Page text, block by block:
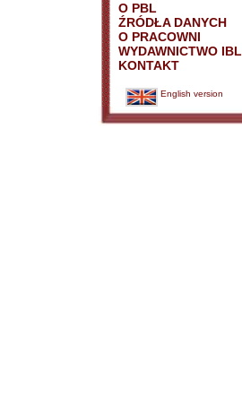
O PBL
ŹRÓDŁA DANYCH
O PRACOWNI
WYDAWNICTWO IBL
KONTAKT
English version